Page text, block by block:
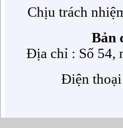
Chịu trách
Bản
Địa chỉ : Số 54,
Điện